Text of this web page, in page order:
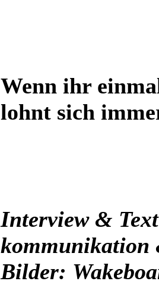
Wenn ihr
lohnt sich
Interview &
Bilder: